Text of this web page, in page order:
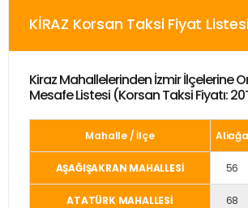
KİRAZ Korsan Taksi Fiyat
Kiraz Mahallelerinden İzmir İlçelerine
Mesafe Listesi (Korsan Taksi Fiyatı:
Mahalle / İlçe Aliağa
AŞAĞIŞAKRAN MAHALLESİ 56
ATATÜRK MAHALLESİ 68